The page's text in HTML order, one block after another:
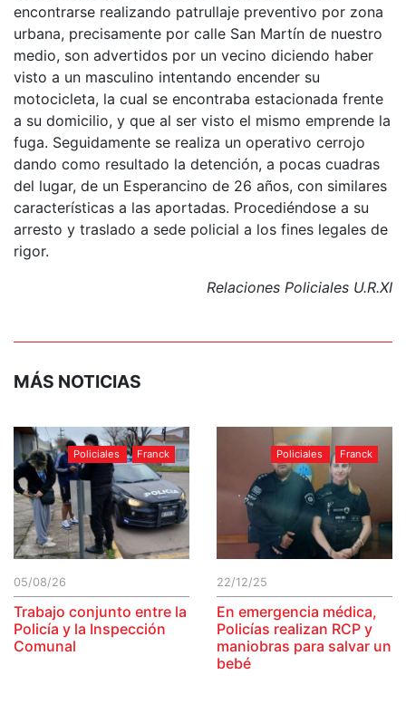
encontrarse realizando patrullaje preventivo por zona
urbana, precisamente por calle San Martín de nuestro
medio, son advertidos por un vecino diciendo haber
visto a un masculino intentando encender su
motocicleta, la cual se encontraba estacionada frente
a su domicilio, y que al ser visto el mismo emprende la
fuga. Seguidamente se realiza un operativo cerrojo
dando como resultado la detención, a pocas cuadras
del lugar, de un Esperancino de 26 años, con similares
características a las aportadas. Procediéndose a su
arresto y traslado a sede policial a los fines legales de
rigor.
Relaciones Policiales U.R.XI
MÁS NOTICIAS
Policiales Franck
05/08/26
Trabajo conjunto entre la
Policía y la Inspección
Comunal
Policiales Franck
22/12/25
En emergencia médica,
Policías realizan RCP y
maniobras para salvar un
bebé